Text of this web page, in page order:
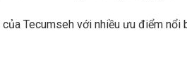
Tecumseh với nhiều ưu điểm